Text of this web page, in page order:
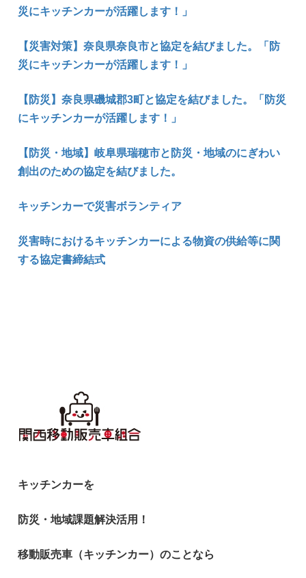
災にキッチンカーが活躍します！」
【災害対策】奈良県奈良市と協定を結びました。「防
災にキッチンカーが活躍します！」
【防災】奈良県磯城郡3町と協定を結びました。「防災
にキッチンカーが活躍します！」
【防災・地域】岐阜県瑞穂市と防災・地域のにぎわい
創出のための協定を結びました。
キッチンカーで災害ボランティア
災害時におけるキッチンカーによる物資の供給等に関
する協定書締結式
キッチンカーを
防災・地域課題解決活用！
移動販売車（キッチンカー）のことなら